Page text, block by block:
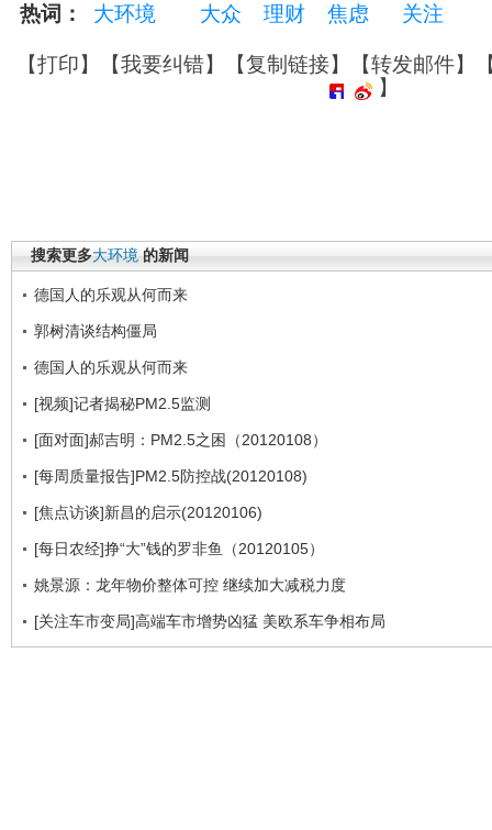
热词： 大环境 大众 理财 焦虑 关注
【打印】【我要纠错】【复制链接】【转发邮件】
】
搜索更多大环境 的新闻
德国人的乐观从何而来
郭树清谈结构僵局
德国人的乐观从何而来
[视频]记者揭秘PM2.5监测
[面对面]郝吉明：PM2.5之困（20120108）
[每周质量报告]PM2.5防控战(20120108)
[焦点访谈]新昌的启示(20120106)
[每日农经]挣“大”钱的罗非鱼（20120105）
姚景源：龙年物价整体可控 继续加大减税力度
[关注车市变局]高端车市增势凶猛 美欧系车争相布局